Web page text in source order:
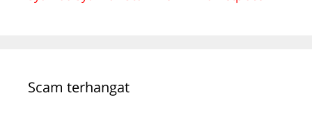
Scam terhangat